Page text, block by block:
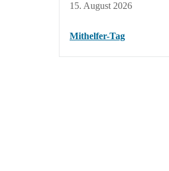
15. August 2026
Mithelfer-Tag